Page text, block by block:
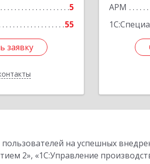
5
55
заявку
заявку
АРМ
на успешных
2», «1С:Управление